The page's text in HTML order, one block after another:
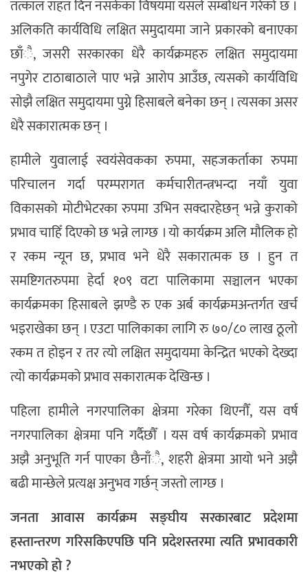
तत्काल राहत दिन नसकेका विषयमा यसले सम्बोधन गरेको छ ।
अलिकति कार्यविधि लक्षित समुदायमा जाने प्रकारको बनाएका
छाँै, जसरी सरकारका धेरै कार्यक्रमहरु लक्षित समुदायमा
नपुगेर टाठाबाठाले पाए भन्ने आरोप आउँछ, त्यसको कार्यविधि
सोझै लक्षित समुदायमा पुग्ने हिसाबले बनेका छन् । त्यसका असर
धेरै सकारात्मक छन् ।
हामीले युवालाई स्वयंसेवकका रुपमा, सहजकर्ताका रुपमा
परिचालन गर्दा परम्परागत कर्मचारीतन्त्रभन्दा नयाँ युवा
विकासको मोटीभेटरका रुपमा उभिन सक्दारहेछन् भन्ने कुराको
प्रभाव चाहिँ दिएको छ भन्ने लाग्छ । यो कार्यक्रम अलि मौलिक हो
र रकम न्यून छ, प्रभाव भने धेरै सकारात्मक छ । हुन त
समष्टिगतरुपमा हेर्दा १०९ वटा पालिकामा सञ्चालन भएका
कार्यक्रमका हिसाबले झण्डै रु एक अर्ब कार्यक्रमअन्तर्गत खर्च
भइराखेका छन् । एउटा पालिकाका लागि रु ७०/८० लाख ठूलो
रकम त होइन र तर त्यो लक्षित समुदायमा केन्द्रित भएको देख्दा
त्यो कार्यक्रमको प्रभाव सकारात्मक देखिन्छ ।
पहिला हामीले नगरपालिका क्षेत्रमा गरेका थिएनौँ, यस वर्ष
नगरपालिका क्षेत्रमा पनि गर्दैछौँ । यस वर्ष कार्यक्रमको प्रभाव
अझै अनुभूति गर्न पाएका छैनाँै, शहरी क्षेत्रमा आयो भने अझै
बढी मान्छेले प्रत्यक्ष अनुभव गर्छन् जस्तो लाग्छ ।
जनता आवास कार्यक्रम सङ्घीय सरकारबाट प्रदेशमा
हस्तान्तरण गरिसकिएपछि पनि प्रदेशस्तरमा त्यति प्रभावकारी
नभएको हो ?